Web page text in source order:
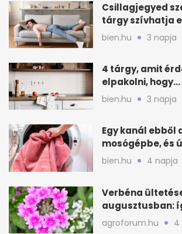
Csillagjegyed
tárgy szívhatja
otthonod
bien.hu 3 napja
4 tárgy, amit
elpakolni, hogy
hűvösebbnek
bien.hu 3 napja
Egy kanál ebből
mosógépbe, és
lesz a törölköző
bien.hu 4 napja
Verbéna
augusztusban:
még idén virágos
agroforum.hu 4